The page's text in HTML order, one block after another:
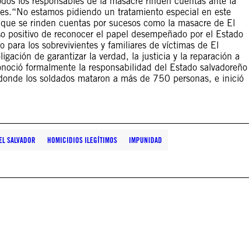
estamos pidiendo un tratamiento especial en este
se rinden cuentas por sucesos como la masacre de El
positivo de reconocer el papel desempeñado por el Estado
los sobrevivientes y familiares de víctimas de El
de garantizar la verdad, la justicia y la reparación a
formalmente la responsabilidad del Estado salvadoreño
los soldados mataron a más de 750 personas, e inició
SALVADOR HOMICIDIOS ILEGÍTIMOS IMPUNIDAD